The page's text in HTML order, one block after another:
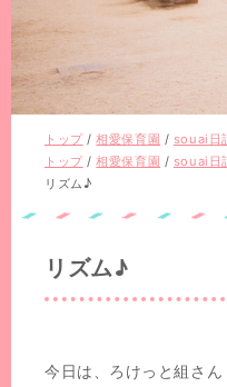
現
在
の
トップ /相愛保育園 / souai日
現
在
トップ /相愛保育園 / souai日
リズム♪
リズム♪
今日は、ろけっと組さ